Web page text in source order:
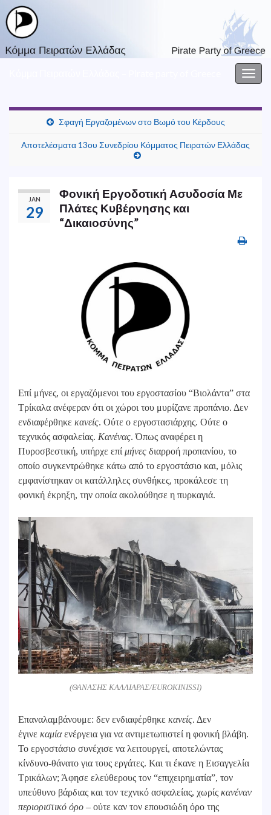
Σφαγή Εργαζομένων στο Βωμό του Κέρδους
Αποτελέσματα 13ου Συνεδρίου Κόμματος Πειρατών Ελλάδας
JAN
29
Φονική Εργοδοτική Ασυδοσία Με
Πλάτες Κυβέρνησης και
“Δικαιοσύνης”
Επί μήνες, οι εργαζόμενοι του εργοστασίου “Βιολάντα” στα
Τρίκαλα ανέφεραν ότι οι χώροι του μυρίζανε προπάνιο. Δεν
ενδιαφέρθηκε κανείς. Ούτε ο εργοστασιάρχης. Ούτε ο
τεχνικός ασφαλείας. Κανένας. Όπως αναφέρει η
Πυροσβεστική, υπήρχε επί μήνες διαρροή προπανίου, το
οποίο συγκεντρώθηκε κάτω από το εργοστάσιο και, μόλις
εμφανίστηκαν οι κατάλληλες συνθήκες, προκάλεσε τη
φονική έκρηξη, την οποία ακολούθησε η πυρκαγιά.
(ΘΑΝΑΣΗΣ ΚΑΛΛΙΑΡΑΣ/EUROKINISSI)
Επαναλαμβάνουμε: δεν ενδιαφέρθηκε κανείς. Δεν
έγινε καμίαενέργεια για να αντιμετωπιστεί η φονική βλάβη.
Το εργοστάσιο συνέχισε να λειτουργεί, αποτελώντας
κίνδυνο-θάνατο για τους εργάτες. Και τι έκανε η Εισαγγελία
Τρικάλων; Άφησε ελεύθερους τον “επιχειρηματία”, τον
υπεύθυνο βάρδιας και τον τεχνικό ασφαλείας, χωρίς κανέναν
περιοριστικό όρο – ούτε καν τον επουσιώδη όρο της